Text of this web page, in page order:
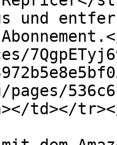
und
pages/
td></